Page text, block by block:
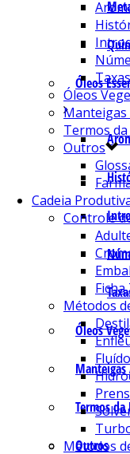
Óleos
Óleos
Manteigas
Termos da
Outros
Óleos
Manteigas
Termos
Outros
Cadeia
Controle
Ficha
Métodos
Métodos